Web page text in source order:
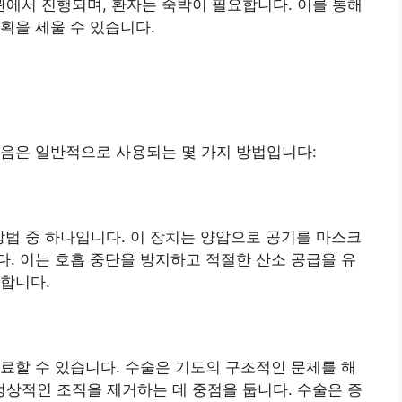
서 진행되며, 환자는 숙박이 필요합니다. 이를 통해
을 세울 수 있습니다.
은 일반적으로 사용되는 몇 가지 방법입니다:
중 하나입니다. 이 장치는 양압으로 공기를 마스크
. 이는 호흡 중단을 방지하고 적절한 산소 공급을 유
니다.
할 수 있습니다. 수술은 기도의 구조적인 문제를 해
적인 조직을 제거하는 데 중점을 둡니다. 수술은 증